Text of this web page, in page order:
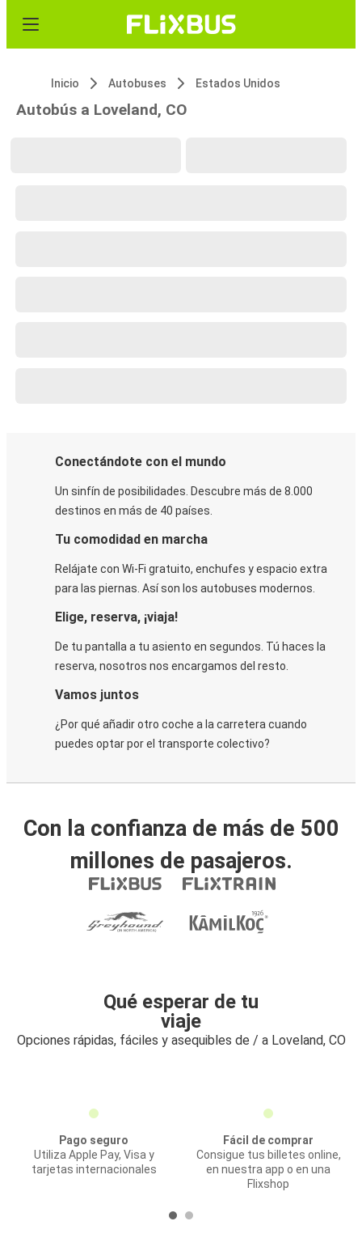
Inicio Autobuses Estados Unidos
Autobús a Loveland, CO
Conectándote con el mundo
Un sinfín de posibilidades. Descubre más de 8.000
destinos en más de 40 países.
Tu comodidad en marcha
Relájate con Wi-Fi gratuito, enchufes y espacio extra
para las piernas. Así son los autobuses modernos.
Elige, reserva, ¡viaja!
De tu pantalla a tu asiento en segundos. Tú haces la
reserva, nosotros nos encargamos del resto.
Vamos juntos
¿Por qué añadir otro coche a la carretera cuando
puedes optar por el transporte colectivo?
Con la confianza de más de 500
millones de pasajeros.
Qué esperar de tu
viaje
Opciones rápidas, fáciles y asequibles de / a Loveland, CO
Pago seguro
Utiliza Apple Pay, Visa y
tarjetas internacionales
Fácil de comprar
Consigue tus billetes online,
en nuestra app o en una
Flixshop